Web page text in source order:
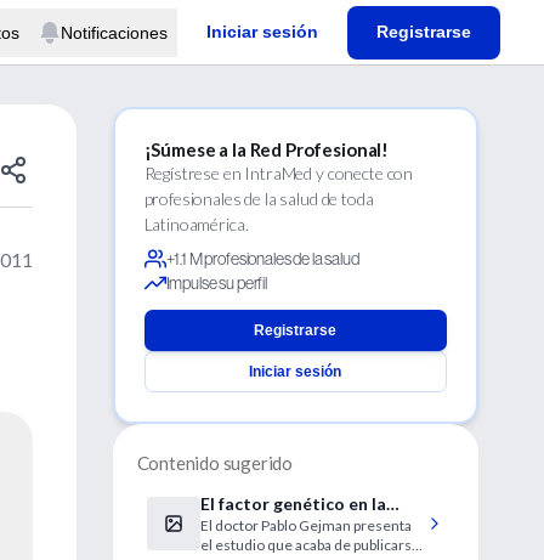
Notificaciones Iniciar sesión Registrarse
¡Súmese a la Red Profesional!
Regístrese en IntraMed y conecte con
profesionales de la salud de toda
Latinoamérica.
+1.1 M profesionales de la salud
Impulse su perfil
Registrarse
Iniciar sesión
Contenido sugerido
El factor genético en la
esquizofrenia
El doctor Pablo Gejman presenta
el estudio que acaba de publicarse